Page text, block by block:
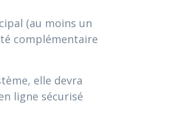
(au moins un
complémentaire
elle devra
ligne sécurisé